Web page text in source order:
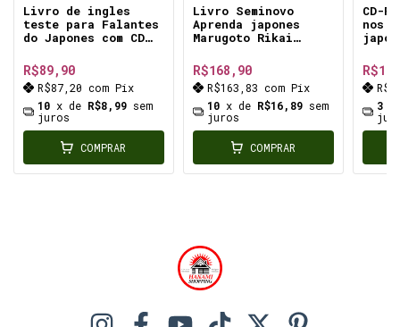
Livro de ingles
teste para Falantes
do Japones com CD
essencial para
estudantes
japoneses
R$89,90
R$87,20 com Pix
10 x de R$8,99 sem
juros
COMPRAR
Livro Seminovo
Aprenda japones
Marugoto Rikai
ensino da língua
japonesa nível
Iniciante
expressões básicas
usadas no dia a dia
R$168,90
R$163,83com Pix
10 x de R$16,89 sem
juros
COMPRAR
CD-
nos
3